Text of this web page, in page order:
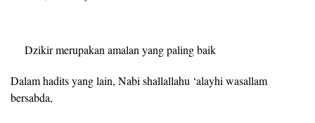
Dzikir merupakan amalan yang paling baik
Dalam hadits yang lain, Nabi shallallahu ‘alayhi wasallam
bersabda,